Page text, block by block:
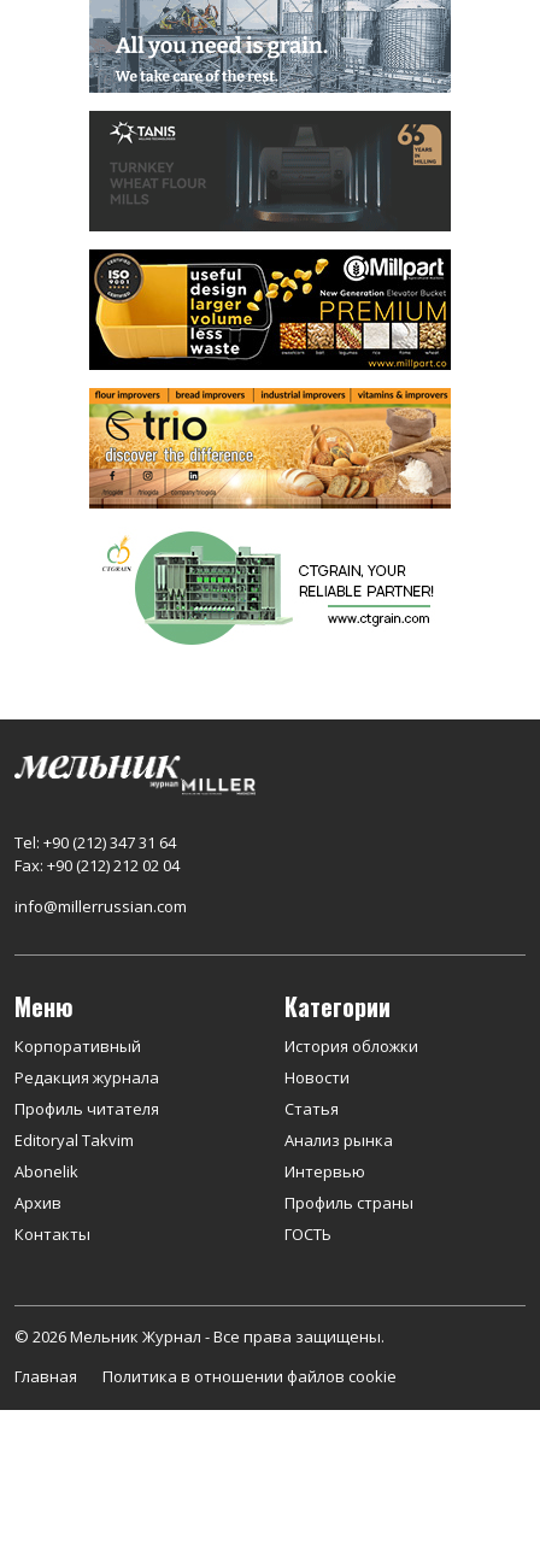
Tel: +90 (212) 347 31 64
Fax: +90 (212) 212 02 04
info@millerrussian.com
Меню
Корпоративный
Редакция журнала
Профиль читателя
Editoryal Takvim
Abonelik
Архив
Контакты
Категории
История обложки
Новости
Статья
Анализ рынка
Интервью
Профиль страны
ГОСТЬ
© 2026 Мельник Журнал - Все права защищены.
Главная
Политика в отношении файлов cookie